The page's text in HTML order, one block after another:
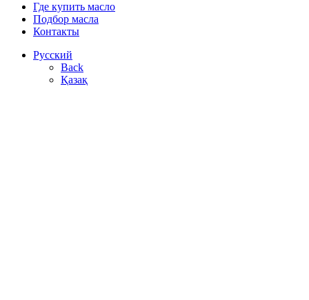
Где купить масло
Подбор масла
Контакты
Русский
Back
Қазақ